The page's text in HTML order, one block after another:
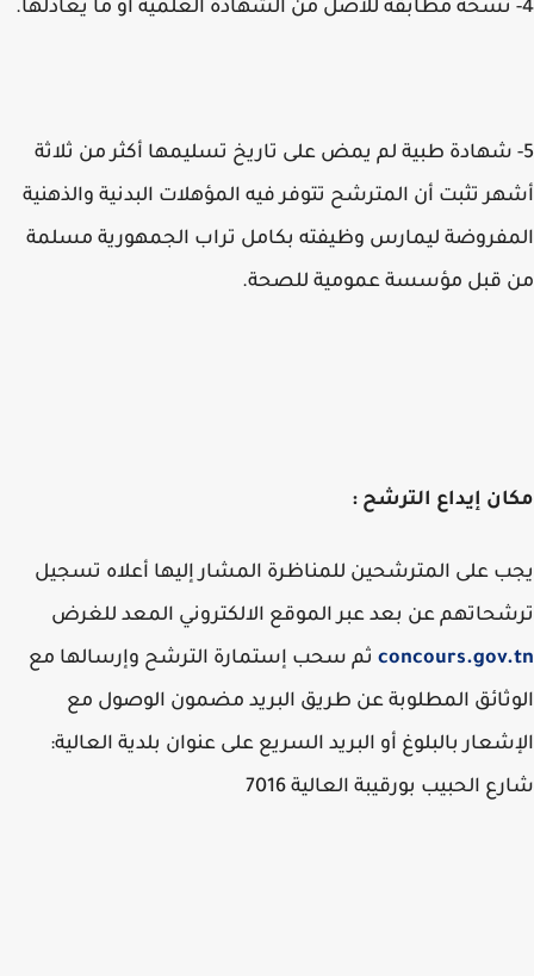
شهادة طبية لم يمض على تاريخ تسليمها أكثر من ثلاثة
تثبت أن المترشح تتوفر فيه المؤهلات البدنية والذهنية
ليمارس وظيفته بكامل تراب الجمهورية مسلمة
قبل مؤسسة عمومية للصحة.
إيداع الترشح :
على المترشحين للمناظرة المشار إليها أعلاه تسجيل
عن بعد عبر الموقع الالكتروني المعد للغرض
ثم سحب إستمارة الترشح وإرسالها مع
المطلوبة عن طريق البريد مضمون الوصول مع
بالبلوغ أو البريد السريع على عنوان بلدية العالية:
الحبيب بورقيبة العالية 7016